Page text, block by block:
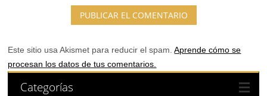
Este sitio usa Akismet para reducir el spam.Aprende cómo se
procesan los datos de tus comentarios.
Categorías